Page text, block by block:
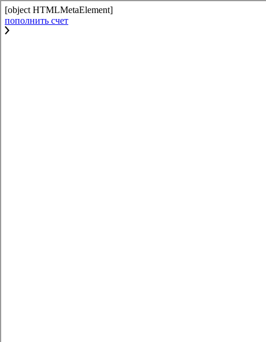
[object HTMLMetaElement]
пополнить счет